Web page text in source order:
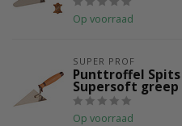
Op voorraad
SUPER PROF
Punttroffel Spits
Supersoft greep
Op voorraad